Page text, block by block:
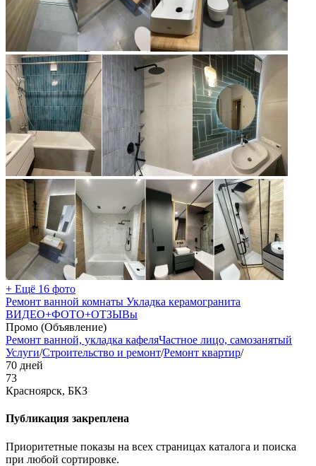
+ Ещё 16 фото
Ремонт ванной комнаты Укладка керамогранита
ВИДЕО+ФОТО+ОТЗЫВы
Промо (Объявление)
Ремонт ванной, укладка кафеляЧастное лицо, самозанятый
Услуги/Строительство и ремонт/Ремонт квартир/
70 дней
73
Красноярск, БКЗ
Публикация закреплена
Приоритетные показы на всех страницах каталога и поиска
при любой сортировке.